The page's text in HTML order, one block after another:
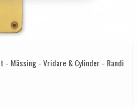
- Mässing - Vridare & Cylinder - Randi